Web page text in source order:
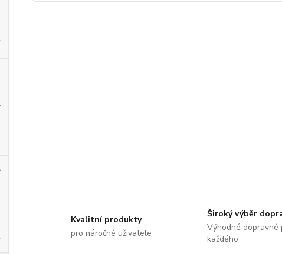
Kvalitní produkty
pro náročné uživatele
Široký výběr
Výhodné dopravné
každého